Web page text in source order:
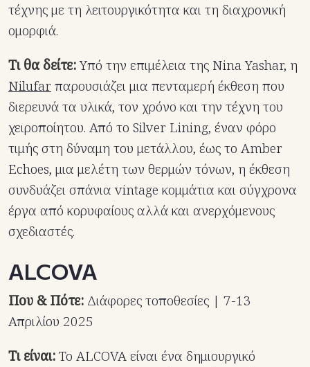
τέχνης με τη λειτουργικότητα και τη διαχρονική
ομορφιά.
Τι θα δείτε:Υπό την επιμέλεια της Nina Yashar, η
Nilufarπαρουσιάζει μια πενταμερή έκθεση που
διερευνά τα υλικά, τον χρόνο και την τέχνη του
χειροποίητου. Από το Silver Lining, έναν φόρο
τιμής στη δύναμη του μετάλλου, έως το Amber
Echoes, μια μελέτη των θερμών τόνων, η έκθεση
συνδυάζει σπάνια vintage κομμάτια και σύγχρονα
έργα από κορυφαίους αλλά και ανερχόμενους
σχεδιαστές.
ALCOVA
Που & Πότε: Διάφορες τοποθεσίες | 7-13
Απριλίου 2025
Τι είναι:Το ALCOVA είναι ένα δημιουργικό